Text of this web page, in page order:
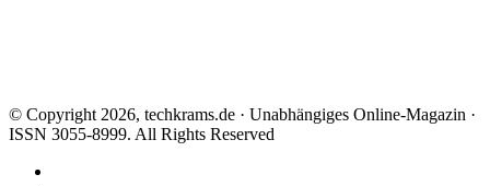
© Copyright 2026, techkrams.de · Unabhängiges Online-Magazin ·
ISSN 3055-8999. All Rights Reserved